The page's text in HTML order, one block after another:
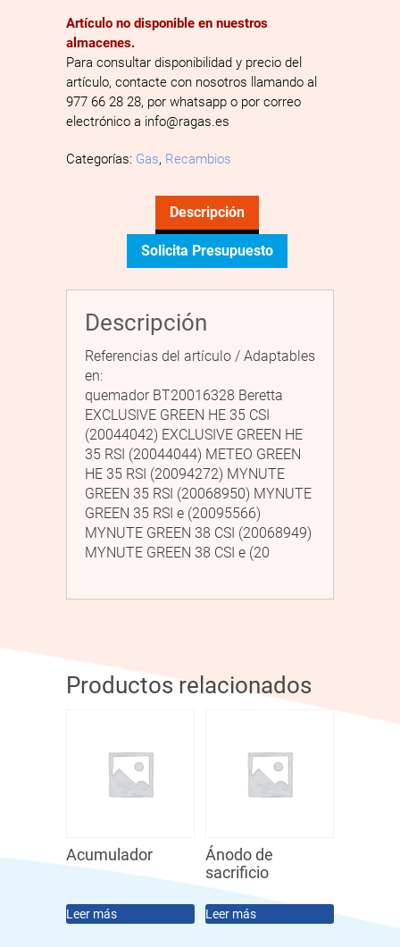
Artículo no disponible en nuestros
almacenes.
Para consultar disponibilidad y precio del
artículo, contacte con nosotros llamando al
977 66 28 28, por whatsapp o por correo
electrónico a info@ragas.es
Categorías: Gas, Recambios
Descripción
Solicita Presupuesto
Descripción
Referencias del artículo / Adaptables
en:
quemador BT20016328 Beretta
EXCLUSIVE GREEN HE 35 CSI
(20044042) EXCLUSIVE GREEN HE
35 RSI (20044044) METEO GREEN
HE 35 RSI (20094272) MYNUTE
GREEN 35 RSI (20068950) MYNUTE
GREEN 35 RSI e (20095566)
MYNUTE GREEN 38 CSI (20068949)
MYNUTE GREEN 38 CSI e (20
Productos relacionados
Acumulador
Leer más
Ánodo de
sacrificio
Leer más